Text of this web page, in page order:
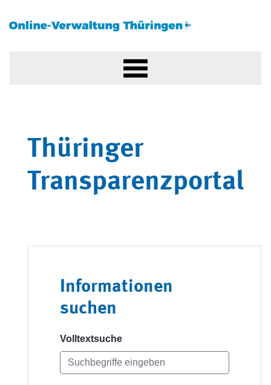
Thüringer
Transparenzportal
Informationen
suchen
Volltextsuche